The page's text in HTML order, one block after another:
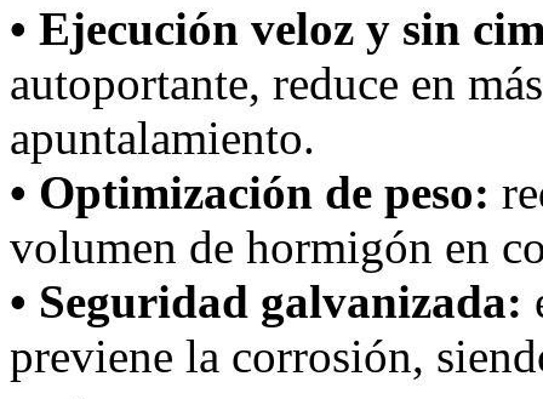
• Ejecución veloz y sin
autoportante, reduce en
apuntalamiento.
• Optimización de peso:
volumen de hormigón en
• Seguridad galvanizada:
previene la corrosión,